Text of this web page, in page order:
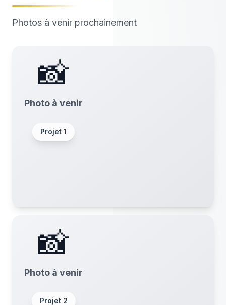
Photos à venir prochainement
📸
Photo à venir
Projet 1
📸
Photo à venir
Projet 2